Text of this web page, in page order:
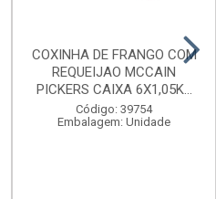
COXINHA DE FRANGO COM
REQUEIJAO MCCAIN
PICKERS CAIXA 6X1,05K...
Código: 39754
Embalagem: Unidade